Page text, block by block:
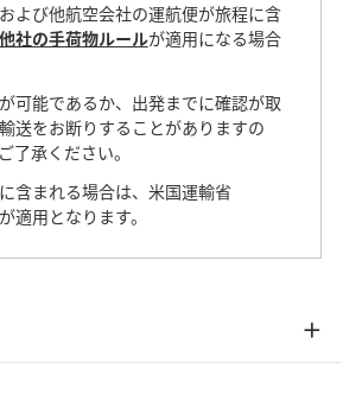
よび他航空会社の運航便が旅程に含
他社の手荷物ルールが適用になる場合
可能であるか、出発までに確認が取
送をお断りすることがありますの
了承ください。
含まれる場合は、米国運輸省
適用となります。